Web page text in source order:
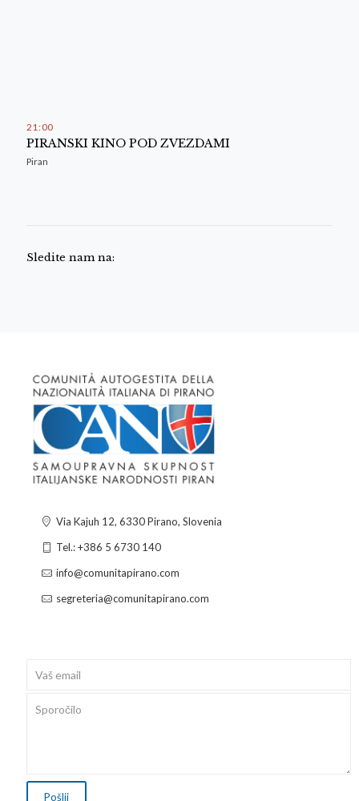
21 : 00
PIRANSKI KINO POD ZVEZDAMI
Piran
Sledite nam na:
Via Kajuh 12, 6330 Pirano, Slovenia
Tel.: +386 5 6730 140
info@comunitapirano.com
segreteria@comunitapirano.com